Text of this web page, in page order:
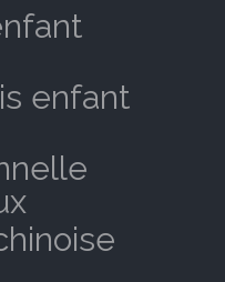
enfant